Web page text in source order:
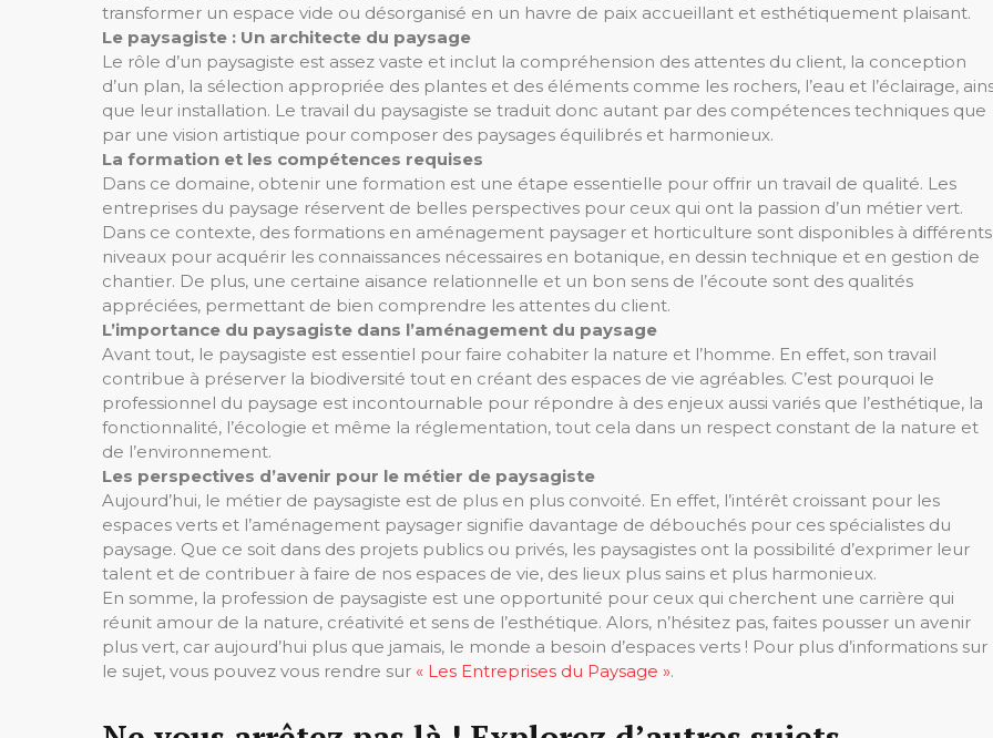
transformer un espace vide ou désorganisé en un havre de paix accueillant et esthétiquement plaisant.
Le paysagiste : Un architecte du paysage
Le rôle d’un paysagiste est assez vaste et inclut la compréhension des attentes du client, la conception
d’un plan, la sélection appropriée des plantes et des éléments comme les rochers, l’eau et l’éclairage,
que leur installation. Le travail du paysagiste se traduit donc autant par des compétences techniques que
par une vision artistique pour composer des paysages équilibrés et harmonieux.
La formation et les compétences requises
Dans ce domaine, obtenir une formation est une étape essentielle pour offrir un travail de qualité. Les
entreprises du paysage réservent de belles perspectives pour ceux qui ont la passion d’un métier vert.
Dans ce contexte, des formations en aménagement paysager et horticulture sont disponibles à différents
niveaux pour acquérir les connaissances nécessaires en botanique, en dessin technique et en gestion de
chantier. De plus, une certaine aisance relationnelle et un bon sens de l’écoute sont des qualités
appréciées, permettant de bien comprendre les attentes du client.
L’importance du paysagiste dans l’aménagement du paysage
Avant tout, le paysagiste est essentiel pour faire cohabiter la nature et l’homme. En effet, son travail
contribue à préserver la biodiversité tout en créant des espaces de vie agréables. C’est pourquoi le
professionnel du paysage est incontournable pour répondre à des enjeux aussi variés que l’esthétique, la
fonctionnalité, l’écologie et même la réglementation, tout cela dans un respect constant de la nature et
de l’environnement.
Les perspectives d’avenir pour le métier de paysagiste
Aujourd’hui, le métier de paysagiste est de plus en plus convoité. En effet, l’intérêt croissant pour les
espaces verts et l’aménagement paysager signifie davantage de débouchés pour ces spécialistes du
paysage. Que ce soit dans des projets publics ou privés, les paysagistes ont la possibilité d’exprimer leur
talent et de contribuer à faire de nos espaces de vie, des lieux plus sains et plus harmonieux.
En somme, la profession de paysagiste est une opportunité pour ceux qui cherchent une carrière qui
réunit amour de la nature, créativité et sens de l’esthétique. Alors, n’hésitez pas, faites pousser un avenir
plus vert, car aujourd’hui plus que jamais, le monde a besoin d’espaces verts ! Pour plus d’informations sur
le sujet, vous pouvez vous rendre sur « Les Entreprises du Paysage ».